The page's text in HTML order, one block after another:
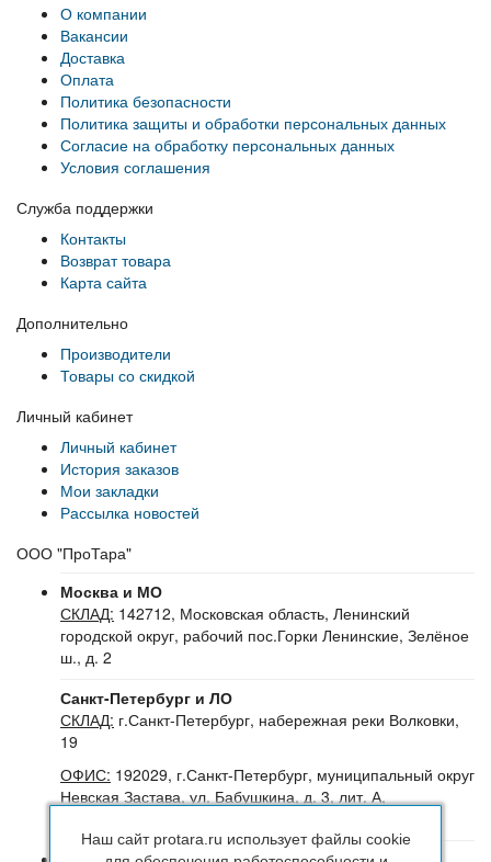
О компании
Вакансии
Доставка
Оплата
Политика безопасности
Политика защиты и обработки персональных данных
Согласие на обработку персональных данных
Условия соглашения
Служба поддержки
Контакты
Возврат товара
Карта сайта
Дополнительно
Производители
Товары со скидкой
Личный кабинет
Личный кабинет
История заказов
Мои закладки
Рассылка новостей
ООО "ПроТара"
Москва и МО
СКЛАД: 142712, Московская область, Ленинский
городской округ, рабочий пос.Горки Ленинские, Зелёное
ш., д. 2
Санкт-Петербург и ЛО
СКЛАД: г.Санкт-Петербург, набережная реки Волковки,
19
ОФИС: 192029, г.Санкт-Петербург, муниципальный округ
Невская Застава, ул. Бабушкина, д. 3, лит. А,
Наш сайт protara.ru использует файлы cookie